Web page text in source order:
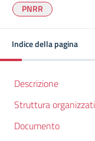
PNRR
Indice della pagina
Descrizione
Struttura
Documento